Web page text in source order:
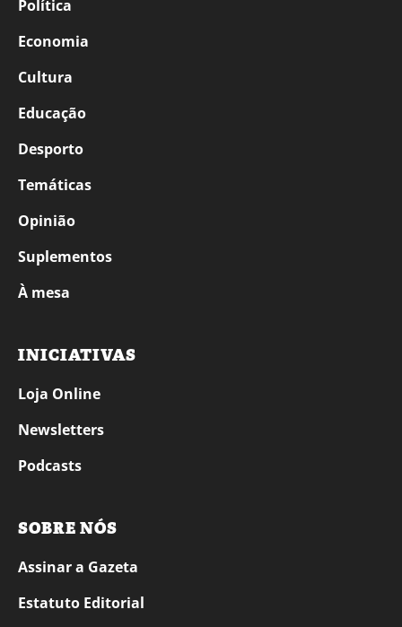
Política
Economia
Cultura
Educação
Desporto
Temáticas
Opinião
Suplementos
À mesa
INICIATIVAS
Loja Online
Newsletters
Podcasts
SOBRE NÓS
Assinar a Gazeta
Estatuto Editorial